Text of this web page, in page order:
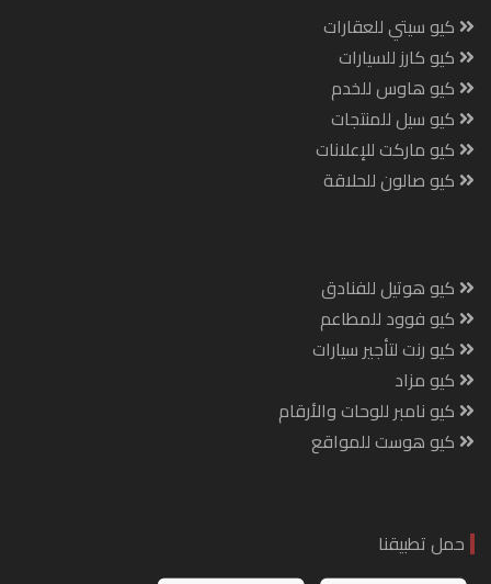
كيو سيتي للعقارات
كيو كارز للسيارات
كيو هاوس للخدم
كيو سيل للمنتجات
كيو ماركت للإعلانات
كيو صالون للحلاقة
كيو هوتيل للفنادق
كيو فوود للمطاعم
كيو رنت لتأجير سيارات
كيو مزاد
كيو نامبر للوحات والأرقام
كيو هوست للمواقع
حمل تطبيقنا